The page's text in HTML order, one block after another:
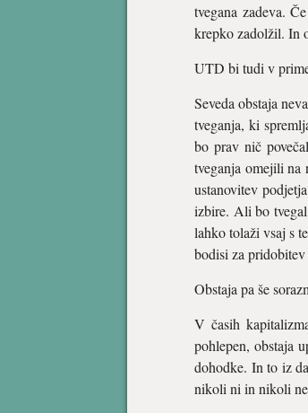
tvegana zadeva.
krepko zadolžil. In
UTD bi tudi v
Seveda obstaja
tveganja, ki
bo prav nič
tveganja omejili na
ustanovitev
izbire. Ali bo
lahko tolaži vsaj s
bodisi za
Obstaja pa še
V časih
pohlepen, obstaja
dohodke. In to iz
nikoli ni in nikoli